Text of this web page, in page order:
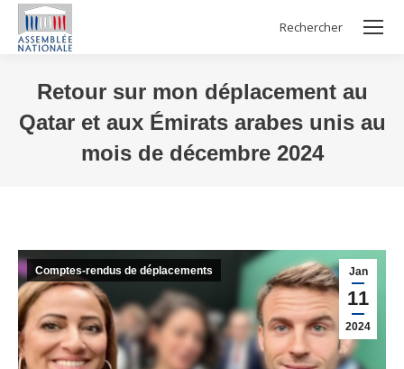
Search:
Rechercher
Retour sur mon déplacement au
Qatar et aux Émirats arabes unis au
mois de décembre 2024
Jan
11
2024
Comptes-rendus de déplacements